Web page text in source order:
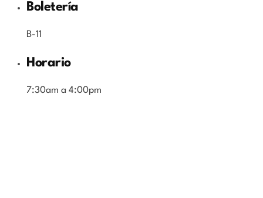
Boletería
B-11
Horario
7:30am a 4:00pm